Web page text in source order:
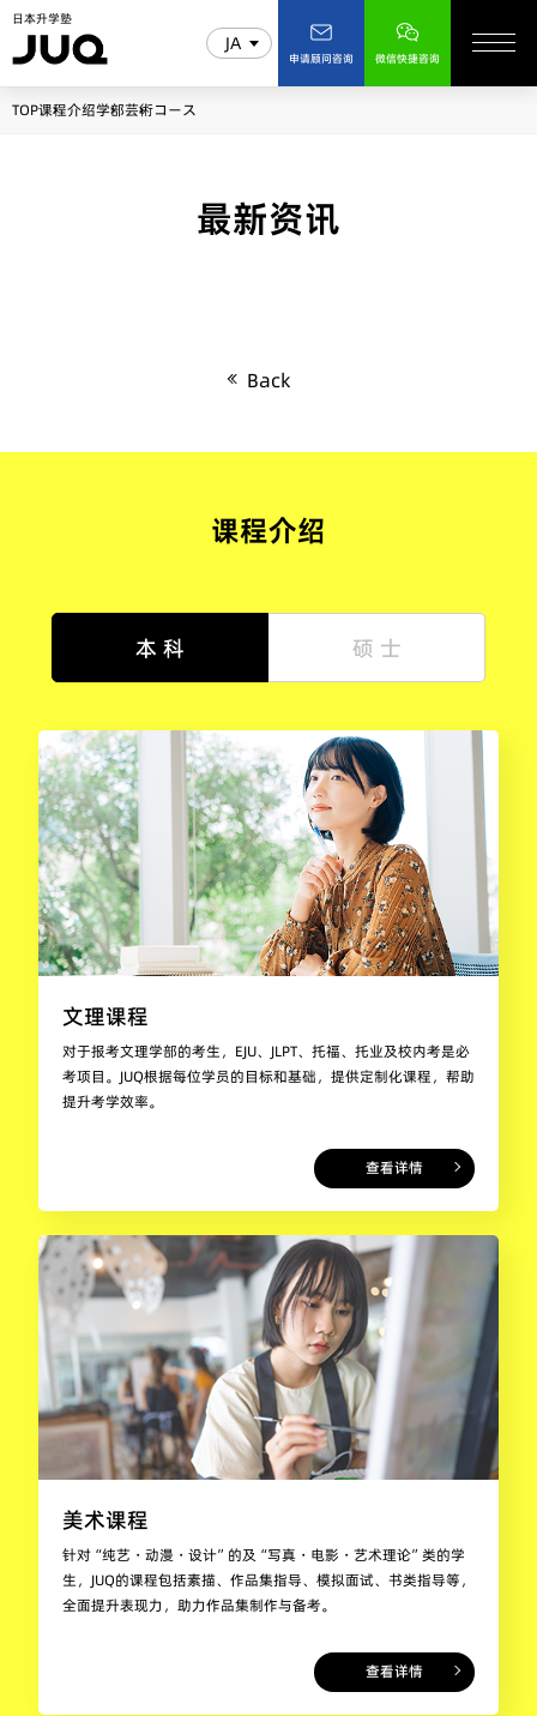
日本升学塾
JA
申请顾问咨询 微信快捷咨询
TOP课程介绍学部芸術コース
最新资讯
Back
课程介绍
本 科 硕 士
文理课程
对于报考文理学部的考生，EJU、JLPT、托福、托业及校内考是必
考项目。JUQ根据每位学员的目标和基础，提供定制化课程，帮助
提升考学效率。
查看详情
美术课程
针对“纯艺・动漫・设计”的及“写真・电影・艺术理论”类的学
生，JUQ的课程包括素描、作品集指导、模拟面试、书类指导等，
全面提升表现力，助力作品集制作与备考。
查看详情